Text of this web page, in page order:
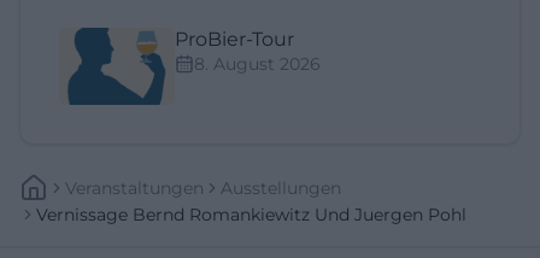
ProBier-Tour
8. August 2026
Veranstaltungen
Ausstellungen
Vernissage Bernd Romankiewitz Und Juergen Pohl